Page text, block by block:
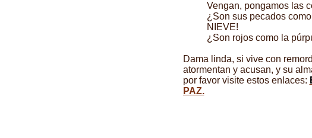
Vengan, pongamos las
¿Son sus pecados
NIEVE!
¿Son rojos como la
Dama linda, si vive con
atormentan y acusan, y su
por favor visite estos enlaces:
PAZ.